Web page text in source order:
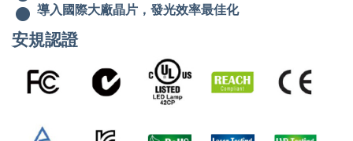
導入國際大廠晶片，發光效率最佳化
安規認證